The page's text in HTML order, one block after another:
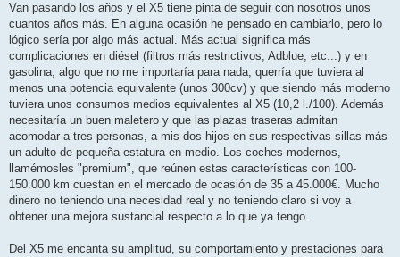
Van pasando los años y el X5 tiene pinta de seguir con nosotros unos
cuantos años más. En alguna ocasión he pensado en cambiarlo, pero lo
lógico sería por algo más actual. Más actual significa más
complicaciones en diésel (filtros más restrictivos, Adblue, etc...) y en
gasolina, algo que no me importaría para nada, querría que tuviera al
menos una potencia equivalente (unos 300cv) y que siendo más moderno
tuviera unos consumos medios equivalentes al X5 (10,2 l./100). Además
necesitaría un buen maletero y que las plazas traseras admitan
acomodar a tres personas, a mis dos hijos en sus respectivas sillas más
un adulto de pequeña estatura en medio. Los coches modernos,
llamémosles "premium", que reúnen estas características con 100-
150.000 km cuestan en el mercado de ocasión de 35 a 45.000€. Mucho
dinero no teniendo una necesidad real y no teniendo claro si voy a
obtener una mejora sustancial respecto a lo que ya tengo.
Del X5 me encanta su amplitud, su comportamiento y prestaciones para